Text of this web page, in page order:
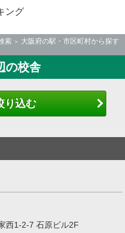
ング
索
大阪府の駅・市区町村から探す
の校舎
り込む
西1-2-7 石原ビル2F